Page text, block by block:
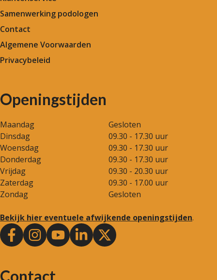
Samenwerking podologen
Contact
Algemene Voorwaarden
Privacybeleid
Openingstijden
Maandag
Gesloten
Dinsdag
09.30 - 17.30 uur
Woensdag
09.30 - 17.30 uur
Donderdag
09.30 - 17.30 uur
Vrijdag
09.30 - 20.30 uur
Zaterdag
09.30 - 17.00 uur
Zondag
Gesloten
Bekijk hier eventuele afwijkende openingstijden.
Contact